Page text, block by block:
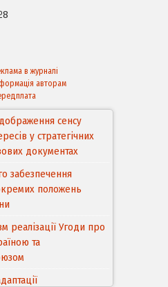
в журналі
авторам
сенсу
у стратегічних
документах
забезпечення
положень
реалізації Угоди про
та